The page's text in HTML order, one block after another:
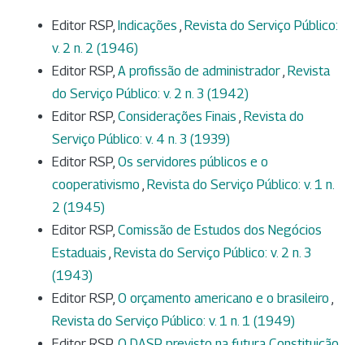
Editor RSP, Indicações , Revista do Serviço Público:
v. 2 n. 2 (1946)
Editor RSP, A profissão de administrador, Revista
do Serviço Público: v. 2 n. 3 (1942)
Editor RSP, Considerações Finais , Revista do
Serviço Público: v. 4 n. 3 (1939)
Editor RSP, Os servidores públicos e o
cooperativismo , Revista do Serviço Público: v. 1 n.
2 (1945)
Editor RSP, Comissão de Estudos dos Negócios
Estaduais , Revista do Serviço Público: v. 2 n. 3
(1943)
Editor RSP, O orçamento americano e o brasileiro ,
Revista do Serviço Público: v. 1 n. 1 (1949)